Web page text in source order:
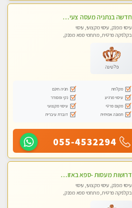
חדשה בנתניה מעסה צעירה איכותית וקלאסית מזמינה אותך לעיסוי נעים מפנק ומרגיע . . . highly recommended..new in the city
עיסוי מפנק, עיסוי מקצועי, עיסוי
בקלניקה פרטית, מתחמי ספא מפנק,
פלטינה
מקלחת
חניה חינם
עיסוי מרגיע
נקי ומסודר
מקום פרטי
עיסוי מקצועי
תמונה אמיתית
דוברת עיברית
055-4532294
דרושות מעסות -ספא באזור השרון -טל -055-9641454‬
עיסוי מפנק, עיסוי מקצועי, עיסוי
בקלניקה פרטית, מתחמי ספא מפנק,